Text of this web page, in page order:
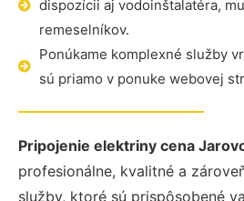
dispozícii aj vodoinštalatéra,
remeselníkov.
Ponúkame komplexné služby
sú priamo v ponuke webovej
Pripojenie elektriny cena
profesionálne, kvalitné a
služby, ktoré sú prispôsobené